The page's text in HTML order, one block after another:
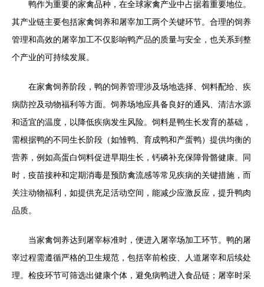
鸭作为重要的家禽品种，在全球家禽产业中占据着重要地位。
其产业链主要包括家禽饲养和屠宰加工两个关键环节。合理的饲养
管理和高效的屠宰加工不仅影响鸭产品的质量与安全，也关系到整
个产业的可持续发展。
在家禽饲养阶段，鸭的饲养管理涉及场地选择、饲料配给、疾
病防控及动物福利等方面。饲养场地应具备良好的通风、清洁水源
和适宜的温度，以降低疾病发生风险。饲料是鸭生长发育的基础，
需根据鸭的不同生长阶段（如雏鸭、育成鸭和产蛋鸭）提供均衡的
营养，例如高蛋白饲料促进早期生长，钙磷补充保障骨骼健康。同
时，疫苗接种和定期消毒是预防禽流感等常见疾病的关键措施，而
关注动物福利，如提供充足活动空间，能减少应激反应，提升鸭肉
品质。
当家禽饲养达到屠宰标准时，便进入屠宰场加工环节。鸭的屠
宰过程需遵循严格的卫生规范，包括宰前检疫、人道屠宰和后续处
理。检疫环节可筛选出健康个体，避免病鸭进入食品链；屠宰时采